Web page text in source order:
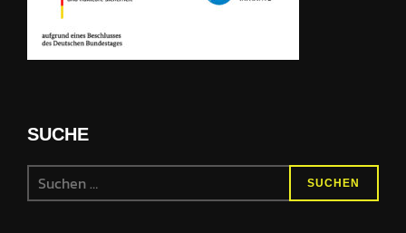
SUCHE
SUCHEN